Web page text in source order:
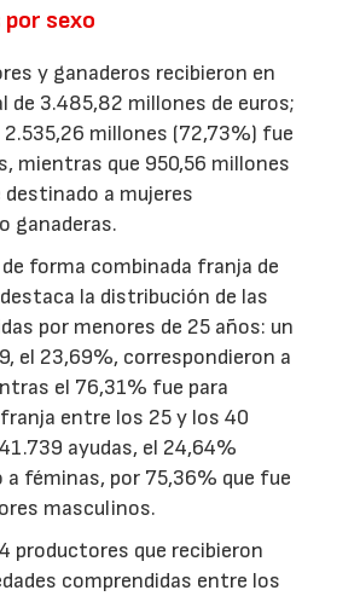
sexo
y ganaderos recibieron en
de 3.485,82 millones de euros;
2.535,26 millones (72,73%) fue
mientras que 950,56 millones
a mujeres
ganaderas.
forma combinada franja de
la distribución de las
por menores de 25 años: un
el 23,69%, correspondieron a
el 76,31% fue para
entre los 25 y los 40
ayudas, el 24,64%
a féminas, por 75,36% que fue
masculinos.
productores que recibieron
comprendidas entre los